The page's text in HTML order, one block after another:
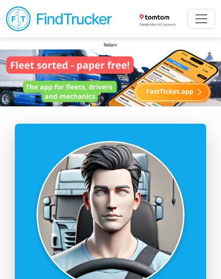
Gururlu küresel sponsor
Reklam